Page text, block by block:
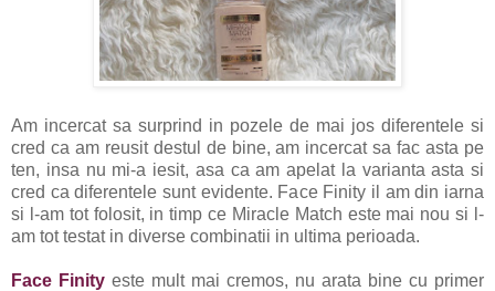
Am incercat sa surprind in pozele de mai jos diferentele si
cred ca am reusit destul de bine, am incercat sa fac asta pe
ten, insa nu mi-a iesit, asa ca am apelat la varianta asta si
cred ca diferentele sunt evidente. Face Finity il am din iarna
si l-am tot folosit, in timp ce Miracle Match este mai nou si l-
am tot testat in diverse combinatii in ultima perioada.
Face Finity este mult mai cremos, nu arata bine cu primer